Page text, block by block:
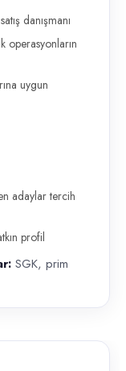
danışmanı
operasyonların
uygun
adaylar tercih
profil
SGK, prim